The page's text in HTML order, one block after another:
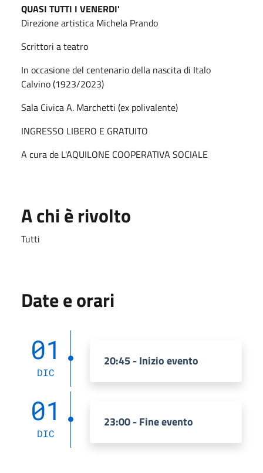
QUASI TUTTI I VENERDI'
Direzione artistica Michela Prando
Scrittori a teatro
In occasione del centenario della nascita di Italo
Calvino (1923/2023)
Sala Civica A. Marchetti (ex polivalente)
INGRESSO LIBERO E GRATUITO
A cura de L'AQUILONE COOPERATIVA SOCIALE
A chi è rivolto
Tutti
Date e orari
01
DIC
20:45 - Inizio evento
01
DIC
23:00 - Fine evento